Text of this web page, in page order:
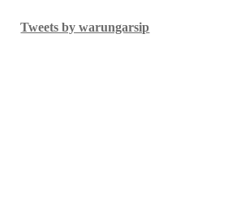
Tweets by warungarsip